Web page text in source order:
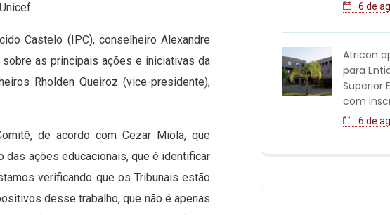
Castelo (IPC), conselheiro Alexandre
as principais ações e iniciativas da
Rholden Queiroz (vice-presidente),
de acordo com Cezar Miola, que
ações educacionais, que é identificar
verificando que os Tribunais estão
desse trabalho, que não é apenas
6 de
Atricon
para
Superior
com
6 de